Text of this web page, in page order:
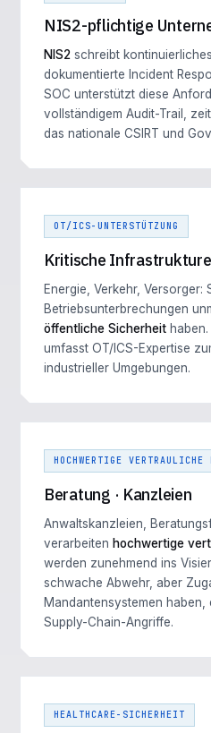
NIS2-pflichtige
NIS2 schreibt
dokumentierte Incident
SOC unterstützt diese
vollständigem Audit-Trail,
das nationale CSIRT und
OT/ICS-UNTERSTÜTZUNG
Kritische
Energie, Verkehr, Versorger:
Betriebsunterbrechungen
öffentliche Sicherheit
umfasst OT/ICS-Expertise
industrieller Umgebungen.
HOCHWERTIGE VERTRAULICHE
Beratung · Kanzleien
Anwaltskanzleien,
verarbeiten hochwertige
werden zunehmend ins
schwache Abwehr, aber
Mandantensystemen
Supply-Chain-Angriffe.
HEALTHCARE-SICHERHEIT